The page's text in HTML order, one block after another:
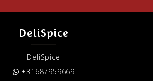
DeliSpice
DeliSpice
+31687959669